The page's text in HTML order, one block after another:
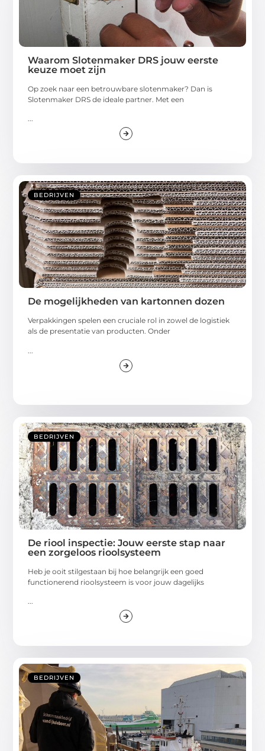
Waarom Slotenmaker DRS jouw eerste
keuze moet zijn
Op zoek naar een betrouwbare slotenmaker? Dan is
Slotenmaker DRS de ideale partner. Met een
...
BEDRIJVEN
De mogelijkheden van kartonnen dozen
Verpakkingen spelen een cruciale rol in zowel de logistiek
als de presentatie van producten. Onder
BEDRIJVEN
De riool inspectie: Jouw eerste stap naar
een zorgeloos rioolsysteem
Heb je ooit stilgestaan bij hoe belangrijk een goed
functionerend rioolsysteem is voor jouw dagelijks
...
BEDRIJVEN